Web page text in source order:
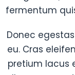
fermentum
Donec
eu. Cras
pretium lacus